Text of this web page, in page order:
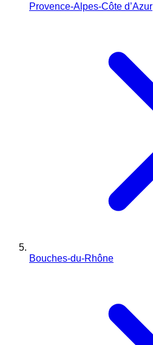
Provence-Alpes-Côte d’Azur
Bouches-du-Rhône